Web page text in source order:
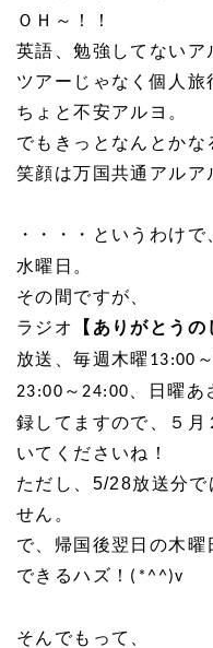
ＯＨ～！！
英語、勉強してないア
ツアーじゃなく個人旅
ちょと不安アルヨ。
でもきっとなんとかな
笑顔は万国共通アルア
・・・・というわけ
水曜日。
その間ですが、
ラジオ
【ありがとう
放送、毎週木曜 13:00 ～
23:00 ～ 24:00 、日曜あ
録してますので、５
いてくださいね！
ただし、5/28放送分で
せん。
で、帰国後翌日の木曜
できるハズ！ (*^^)v
そんでもって、